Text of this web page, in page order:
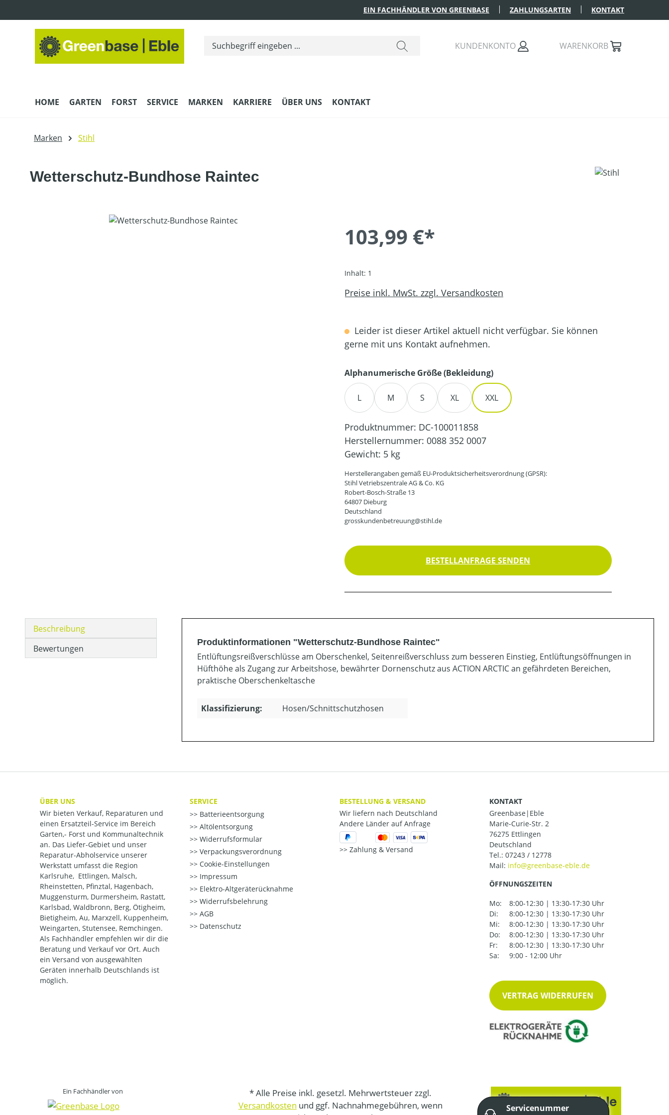
EIN FACHHÄNDLER VON GREENBASE ZAHLUNGSARTEN KONTAKT
KUNDENKONTO WARENKORB
HOME GARTEN FORST SERVICE MARKEN KARRIERE ÜBER UNS KONTAKT
Marken Stihl
Wetterschutz-Bundhose Raintec
Bildergalerie überspringen
103,99 €*
Inhalt: 1
Preise inkl. MwSt. zzgl. Versandkosten
Leider ist dieser Artikel aktuell nicht verfügbar. Sie können
gerne mit uns Kontakt aufnehmen.
Alphanumerische Größe (Bekleidung)auswählen
L M S XL XXL
Produktnummer: DC-100011858
Herstellernummer: 0088 352 0007
Gewicht: 5 kg
Herstellerangaben gemäß EU-Produktsicherheitsverordnung (GPSR):
Stihl Vetriebszentrale AG & Co. KG
Robert-Bosch-Straße 13
64807 Dieburg
Deutschland
grosskundenbetreuung@stihl.de
BESTELLANFRAGE SENDEN
Beschreibung
Bewertungen
Produktinformationen "Wetterschutz-Bundhose Raintec"
Entlüftungsreißverschlüsse am Oberschenkel, Seitenreißverschluss zum besseren Einstieg, Entlüftungsöffnungen in
Hüfthöhe als Zugang zur Arbeitshose, bewährter Dornenschutz aus ACTION ARCTIC an gefährdeten Bereichen,
praktische Oberschenkeltasche
Klassifizierung: Hosen/Schnittschutzhosen
ÜBER UNS
Wir bieten Verkauf, Reparaturen und
einen Ersatzteil-Service im Bereich
Garten,- Forst und Kommunaltechnik
an. Das Liefer-Gebiet und unser
Reparatur-Abholservice unserer
Werkstatt umfasst die Region
Karlsruhe, Ettlingen, Malsch,
Rheinstetten, Pfinztal, Hagenbach,
Muggensturm, Durmersheim, Rastatt,
Karlsbad, Waldbronn, Berg, Ötigheim,
Bietigheim, Au, Marxzell, Kuppenheim,
Weingarten, Stutensee, Remchingen.
Als Fachhändler empfehlen wir dir die
Beratung und Verkauf vor Ort. Auch
ein Versand von ausgewählten
Geräten innerhalb Deutschlands ist
möglich.
SERVICE
Batterieentsorgung
Altölentsorgung
Widerrufsformular
Verpackungsverordnung
Cookie-Einstellungen
Impressum
Elektro-Altgeräterücknahme
Widerrufsbelehrung
AGB
Datenschutz
BESTELLUNG & VERSAND
Wir liefern nach Deutschland
Andere Länder auf Anfrage
Zahlung & Versand
KONTAKT
Greenbase|Eble
Marie-Curie-Str. 2
76275 Ettlingen
Deutschland
Tel.: 07243 / 12778
Mail:
ÖFFNUNGSZEITEN
Mo:
8:00-12:30 | 13:30-17:30 Uhr
Di:
8:00-12:30 | 13:30-17:30 Uhr
Mi:
8:00-12:30 | 13:30-17:30 Uhr
Do:
8:00-12:30 | 13:30-17:30 Uhr
Fr:
8:00-12:30 | 13:30-17:30 Uhr
Sa:
9:00 - 12:00 Uhr
VERTRAG WIDERRUFEN
Ein Fachhändler von
* Alle Preise inkl. gesetzl. Mehrwertsteuer zzgl.
Versandkosten und ggf. Nachnahmegebühren, wenn
Servicenummer